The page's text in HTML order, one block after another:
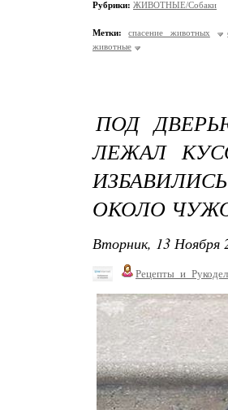
Рубрики: ЖИВОТНЫЕ/Собаки
Метки: спасение животных
животные
ПОД
ЛЕЖАЛ
ОКОЛО
Вторник, 13 Ноября